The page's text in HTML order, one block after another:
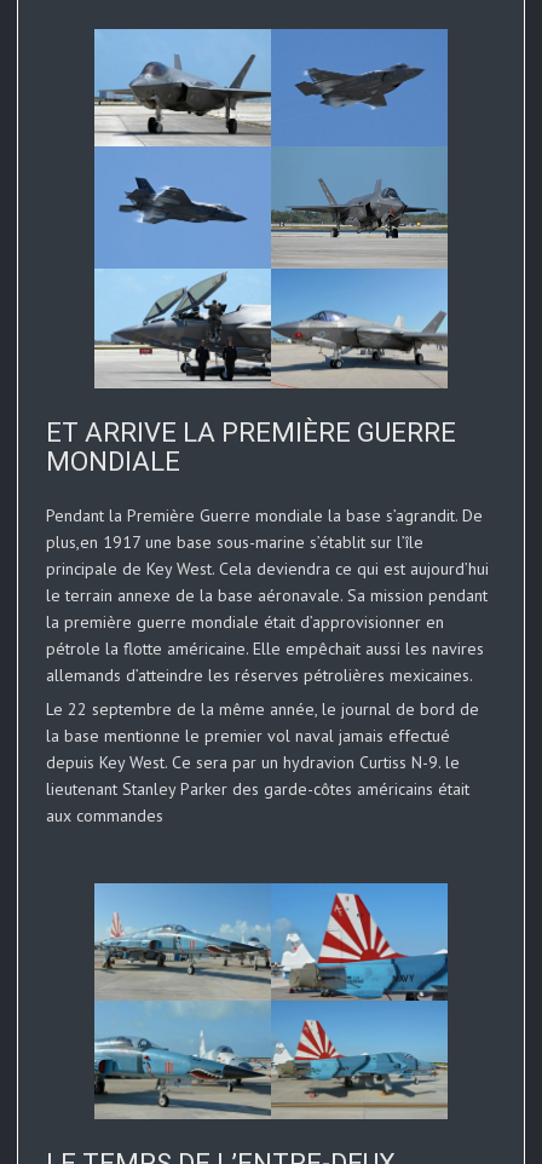
ET ARRIVE LA PREMIÈRE GUERRE
MONDIALE
Pendant la Première Guerre mondiale la base s’agrandit. De
plus,en 1917 une base sous-marine s’établit sur l’île
principale de Key West. Cela deviendra ce qui est aujourd’hui
le terrain annexe de la base aéronavale. Sa mission pendant
la première guerre mondiale était d’approvisionner en
pétrole la flotte américaine. Elle empêchait aussi les navires
allemands d’atteindre les réserves pétrolières mexicaines.
Le 22 septembre de la même année, le journal de bord de
la base mentionne le premier vol naval jamais effectué
depuis Key West. Ce sera par un hydravion Curtiss N-9. le
lieutenant Stanley Parker des garde-côtes américains était
aux commandes